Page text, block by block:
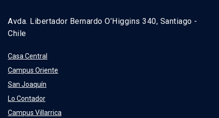
Avda. Libertador Bernardo O’Higgins 340, Santiago -
Chile
Casa Central
Campus Oriente
San Joaquín
Lo Contador
Campus Villarrica